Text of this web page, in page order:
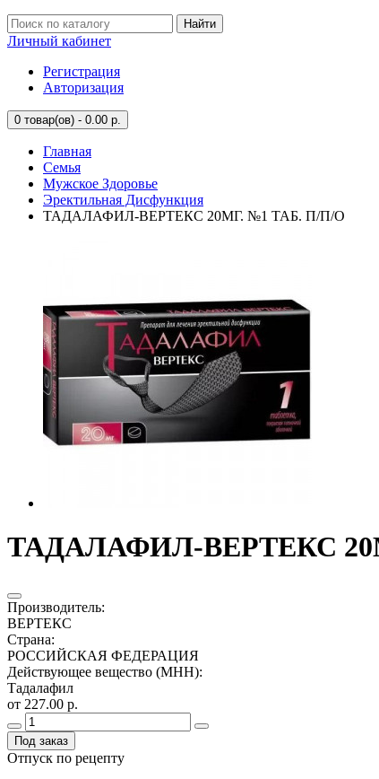
Найти
Личный кабинет
Регистрация
Авторизация
0 товар(ов) - 0.00 р.
Главная
Семья
Мужское Здоровье
Эректильная Дисфункция
ТАДАЛАФИЛ-ВЕРТЕКС 20МГ. №1 ТАБ. П/П/О
ТАДАЛАФИЛ-ВЕРТЕКС
Производитель:
ВЕРТЕКС
Страна:
РОССИЙСКАЯ ФЕДЕРАЦИЯ
Действующее вещество (МНН):
Тадалафил
от 227.00 р.
Под заказ
Отпуск по рецепту